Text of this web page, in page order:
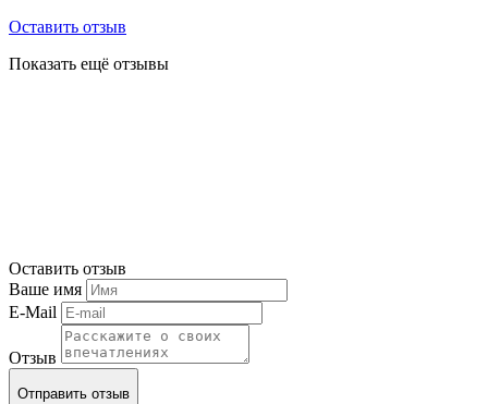
Оставить отзыв
Показать ещё отзывы
Оставить отзыв
Ваше имя
E-Mail
Отзыв
Отправить отзыв